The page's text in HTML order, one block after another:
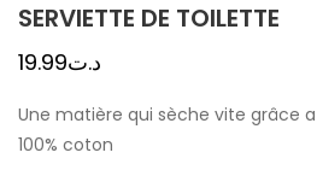
SERVIETTE DE TOILETTE
د.ت19.99
Une matière qui sèche vite grâce
100% coton